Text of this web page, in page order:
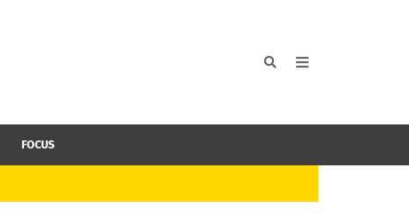
FOCUS